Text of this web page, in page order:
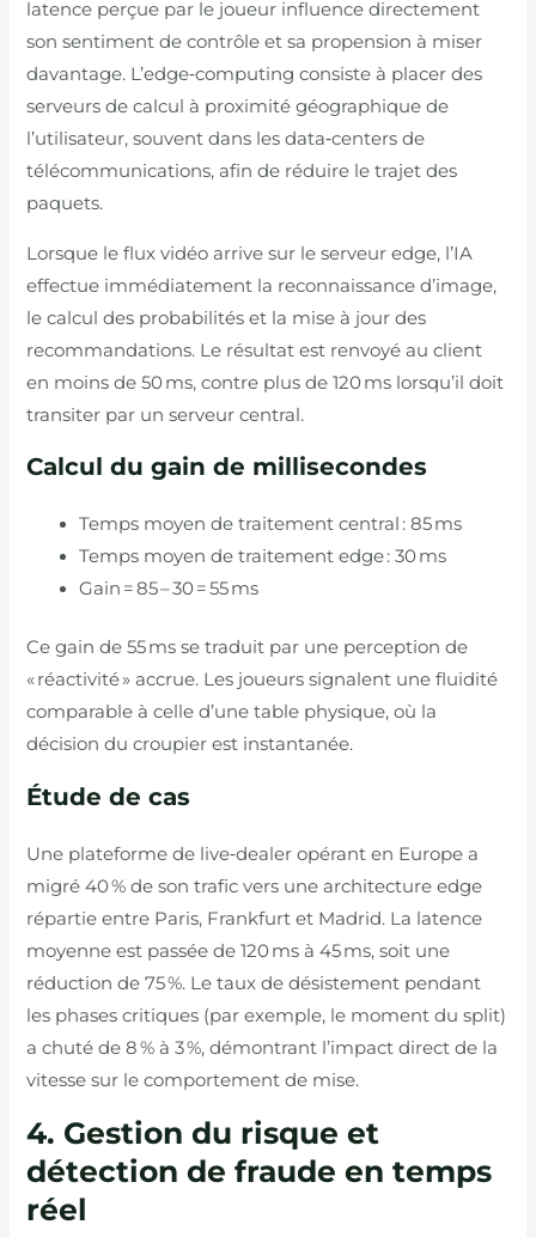
latence perçue par le joueur influence directement
son sentiment de contrôle et sa propension à miser
davantage. L’edge‑computing consiste à placer des
serveurs de calcul à proximité géographique de
l’utilisateur, souvent dans les data‑centers de
télécommunications, afin de réduire le trajet des
paquets.
Lorsque le flux vidéo arrive sur le serveur edge, l’IA
effectue immédiatement la reconnaissance d’image,
le calcul des probabilités et la mise à jour des
recommandations. Le résultat est renvoyé au client
en moins de 50 ms, contre plus de 120 ms lorsqu’il doit
transiter par un serveur central.
Calcul du gain de millisecondes
Temps moyen de traitement central : 85 ms
Temps moyen de traitement edge : 30 ms
Gain = 85 – 30 = 55 ms
Ce gain de 55 ms se traduit par une perception de
« réactivité » accrue. Les joueurs signalent une fluidité
comparable à celle d’une table physique, où la
décision du croupier est instantanée.
Étude de cas
Une plateforme de live‑dealer opérant en Europe a
migré 40 % de son trafic vers une architecture edge
répartie entre Paris, Frankfurt et Madrid. La latence
moyenne est passée de 120 ms à 45 ms, soit une
réduction de 75 %. Le taux de désistement pendant
les phases critiques (par exemple, le moment du split)
a chuté de 8 % à 3 %, démontrant l’impact direct de la
vitesse sur le comportement de mise.
4. Gestion du risque et
détection de fraude en temps
réel